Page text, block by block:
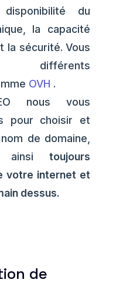
du
la capacité
la sécurité. Vous
différents
OVH .
nous vous
pour choisir et
de domaine,
ainsitoujours
votre internet et
dessus.
de